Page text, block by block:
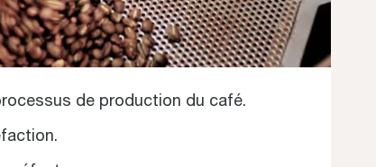
de production du café.